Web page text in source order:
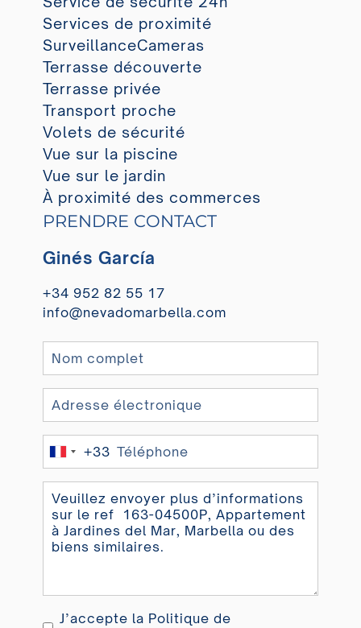
Services de proximité
SurveillanceCameras
Terrasse découverte
Terrasse privée
Transport proche
Volets de sécurité
Vue sur la piscine
Vue sur le jardin
À proximité des commerces
PRENDRE CONTACT
Ginés García
+34 952 82 55 17
info@nevadomarbella.com
France
+33
J’accepte la Politique de